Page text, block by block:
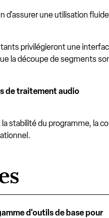
d'assurer une utilisation
privilégieront une
la découpe de segments
de traitement audio
stabilité du programme, la
d'outils de base pour